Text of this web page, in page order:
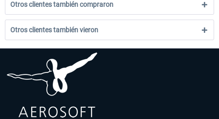
Otros clientes también compraron
Otros clientes también vieron